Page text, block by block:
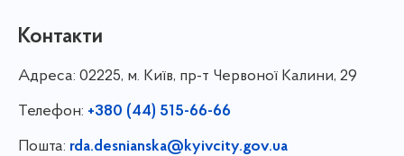
Контакти
Адреса: 02225, м. Київ, пр-т Червоної Калини, 29
Телефон: +380 (44) 515-66-66
Пошта: rda.desnianska@kyivcity.gov.ua